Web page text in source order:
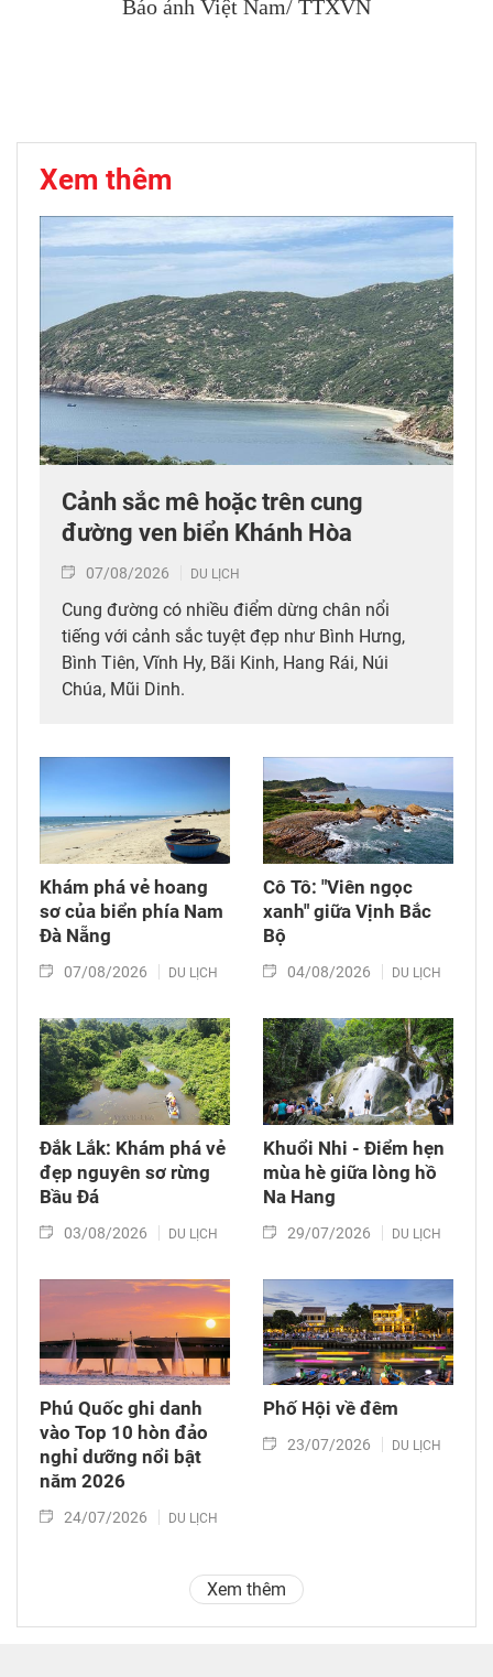
Báo ảnh Việt Nam/ TTXVN
Xem thêm
Cảnh sắc mê hoặc trên cung
đường ven biển Khánh Hòa
07/08/2026 DU LỊCH
Cung đường có nhiều điểm dừng chân nổi
tiếng với cảnh sắc tuyệt đẹp như Bình Hưng,
Bình Tiên, Vĩnh Hy, Bãi Kinh, Hang Rái, Núi
Chúa, Mũi Dinh.
Khám phá vẻ hoang
sơ của biển phía Nam
Đà Nẵng
07/08/2026 DU LỊCH
Cô Tô: "Viên ngọc
xanh" giữa Vịnh Bắc
Bộ
04/08/2026 DU LỊCH
Đắk Lắk: Khám phá vẻ
đẹp nguyên sơ rừng
Bầu Đá
03/08/2026 DU LỊCH
Khuổi Nhi - Điểm hẹn
mùa hè giữa lòng hồ
Na Hang
29/07/2026 DU LỊCH
Phú Quốc ghi danh
vào Top 10 hòn đảo
nghỉ dưỡng nổi bật
năm 2026
24/07/2026 DU LỊCH
Phố Hội về đêm
23/07/2026 DU LỊCH
Xem thêm